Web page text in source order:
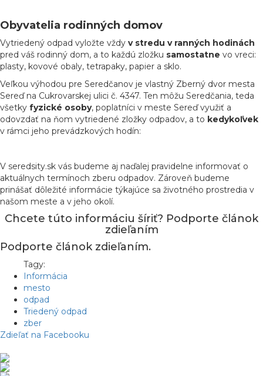
Obyvatelia rodinných domov
Vytriedený odpad vyložte vždy v stredu v ranných hodinách
pred váš rodinný dom, a to každú zložku samostatne vo vreci:
plasty, kovové obaly, tetrapaky, papier a sklo.
Veľkou výhodou pre Seredčanov je vlastný Zberný dvor mesta
Sereď na Cukrovarskej ulici č. 4347. Ten môžu Seredčania, teda
všetky fyzické osoby, poplatníci v meste Sereď využiť a
odovzdať na ňom vytriedené zložky odpadov, a to kedykoľvek
v rámci jeho prevádzkových hodín:
V seredsity.sk vás budeme aj naďalej pravidelne informovať o
aktuálnych termínoch zberu odpadov. Zároveň budeme
prinášať dôležité informácie týkajúce sa životného prostredia v
našom meste a v jeho okolí.
Chcete túto informáciu šíriť? Podporte článok
zdieľaním
Podporte článok zdieľaním.
Tagy:
Informácia
mesto
odpad
Triedený odpad
zber
Zdieľať na Facebooku